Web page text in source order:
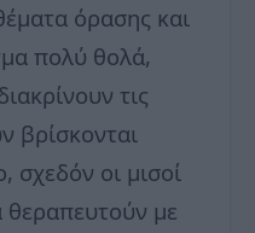
όρασης και
πολύ θολά,
τις
βρίσκονται
σχεδόν οι μισοί
με